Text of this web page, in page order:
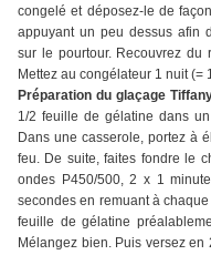
congelé et déposez-le de
appuyant un peu dessus afin
sur le pourtour. Recouvrez du
Mettez au congélateur 1 nuit (=
Préparation du glaçage
1/2 feuille de gélatine dans
Dans une casserole, portez à
feu. De suite, faites fondre le
ondes P450/500, 2 x 1
secondes en remuant à
feuille de gélatine
Mélangez bien. Puis versez